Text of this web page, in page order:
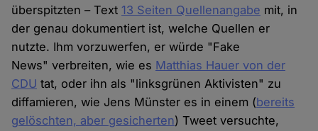
überspitzten – Text 13 Seiten Quellenangabe mit, in
der genau dokumentiert ist, welche Quellen er
nutzte. Ihm vorzuwerfen, er würde "Fake
News" verbreiten, wie es Matthias Hauer von der
CDU tat, oder ihn als "linksgrünen Aktivisten" zu
diffamieren, wie Jens Münster es in einem (bereits
gelöschten, aber gesicherten) Tweet versuchte,